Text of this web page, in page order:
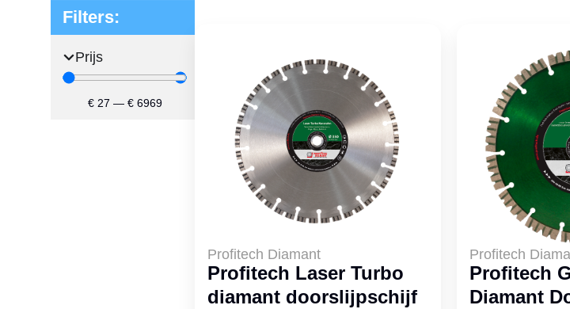
Filters:
Prijs
€ 27 — € 6969
Profitech Diamant
Profitech Laser Turbo
diamant doorslijpschijf
Profitech
Profitech
Diamant